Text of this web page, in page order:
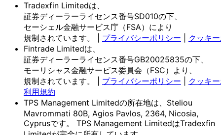
Tradexfin Limitedは、
証券ディーラーライセンス番号SD010の下、
セーシェル金融サービス庁 （FSA）により
規制されています。
プライバシーポリシー
クッキ
Fintrade Limitedは、
証券ディーラーライセンス番号GB20025835の下、
モーリシャス金融サービス委員会 （FSC）より、
規制されています。
プライバシーポリシー
クッキ
利用規約
TPS Management Limitedの所在地は、 Steliou
Mavrommati 80B, Agios Pavlos, 2364, Nicosia,
Cyprusです。
TPS Management LimitedはTradexfin